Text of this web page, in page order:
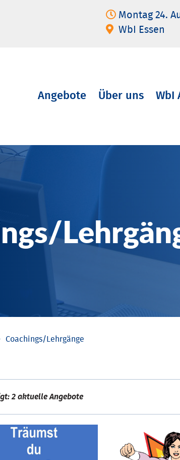
Montag 24.
WbI Essen
Navigation
Angebote Über uns WbI
Coachings/­Lehrgänge
2 aktuelle Angebote